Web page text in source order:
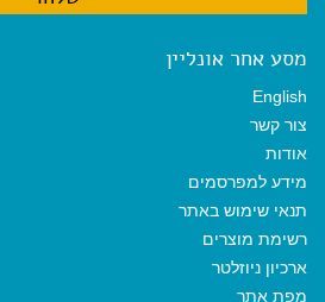
מסע אחר אונליין
English
צור קשר
אודות
מידע למפרסמים
תנאי שימוש באתר
רשימת מוצרים
ארכיון ניוזלטר
מפת אתר